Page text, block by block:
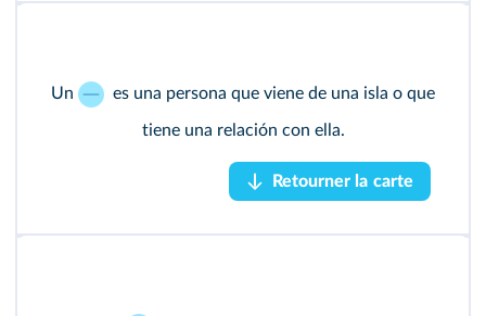
Un es una persona que viene de una isla o que
tiene una relación con ella.
Retourner la carte
Un isleño es una persona que viene de una isla o
que tiene una relación con ella.
Retourner la carte